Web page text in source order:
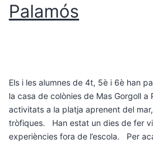
Palamós
Els i les alumnes de 4t, 5è i 6è han
la casa de colònies de Mas Gorgoll
activitats a la platja aprenent del
tròfiques. Han estat un dies de fer
experiències fora de l’escola. Per